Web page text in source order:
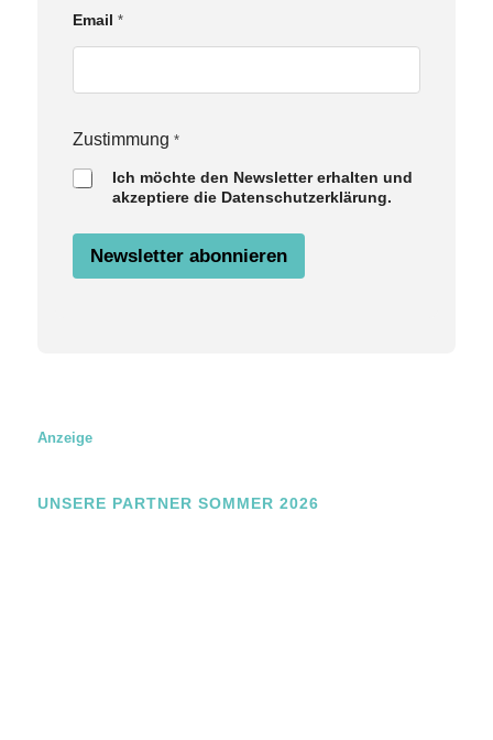
l
t
m
u
n
Email *
Zustimmung *
Ich möchte den Newsletter erhalten und
akzeptiere die Datenschutzerklärung.
Newsletter abonnieren
Anzeige
UNSERE PARTNER SOMMER 2026